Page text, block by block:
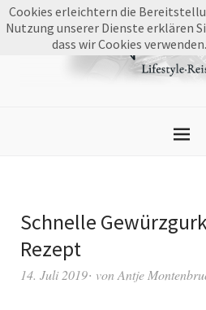
Schnelle
Rezept
14. Juli 2019 vonAntje
Cookies erleichtern die
Nutzung unserer Dienste erklären
dass wir Cookies verwenden.